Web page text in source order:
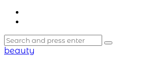
Search
Search
for:
Search
beauty